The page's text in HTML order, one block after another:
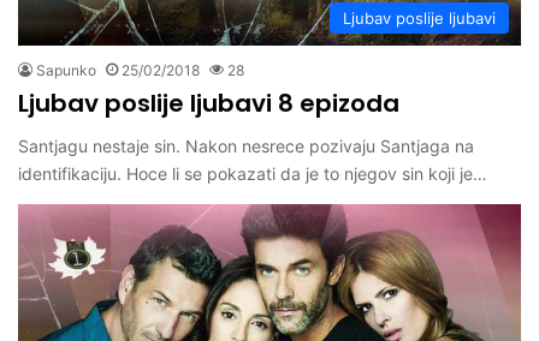
Ljubav poslije ljubavi
Sapunko 25/02/2018 28
Ljubav poslije ljubavi 8 epizoda
Santjagu nestaje sin. Nakon nesrece pozivaju Santjaga na
identifikaciju. Hoce li se pokazati da je to njegov sin koji je…